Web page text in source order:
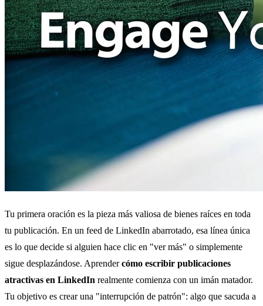
Tu primera oración es la pieza más valiosa de bienes raíces en toda
tu publicación. En un feed de LinkedIn abarrotado, esa línea única
es lo que decide si alguien hace clic en "ver más" o simplemente
sigue desplazándose. Aprendercómo escribir publicaciones
atractivas en LinkedIn realmente comienza con un imán matador.
Tu objetivo es crear una "interrupción de patrón": algo que sacuda a